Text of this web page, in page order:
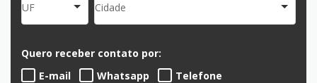
UF Cidade
Quero receber contato por:
E-mail
Whatsapp Telefone